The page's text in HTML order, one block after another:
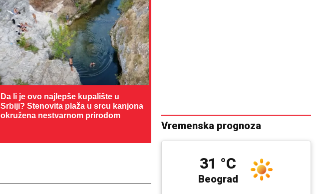
Da li je ovo najlepše kupalište u
Srbiji? Stenovita plaža u srcu kanjona
okružena nestvarnom prirodom
Vremenska prognoza
Beograd
31 °C